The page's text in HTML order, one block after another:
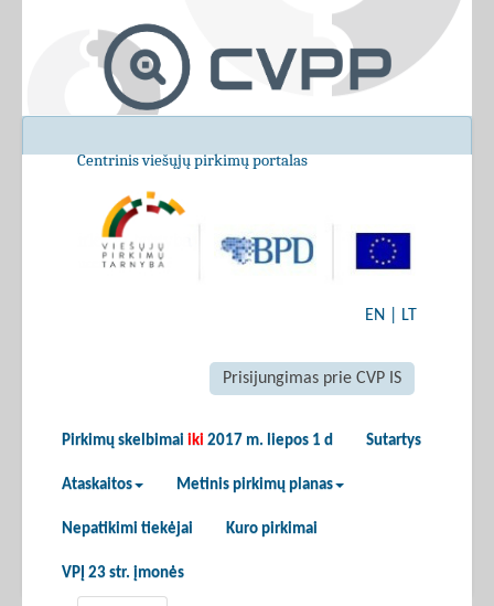
Centrinis viešųjų pirkimų portalas
EN LT
Prisijungimas prie CVP IS
Pirkimų skelbimai iki 2017 m. liepos 1 d Sutartys
Ataskaitos Metinis pirkimų planas
Nepatikimi tiekėjai Kuro pirkimai
VPĮ 23 str. įmonės